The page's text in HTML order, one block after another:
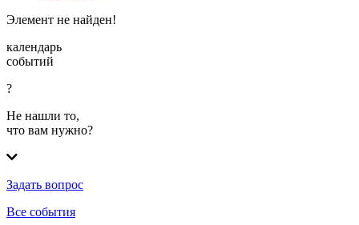
Элемент не найден!
календарь
событий
?
Не нашли то,
что вам нужно?
Задать вопрос
Все события